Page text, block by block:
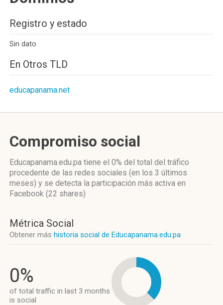
Registro y estado
Sin dato
En Otros TLD
educapanama.net
Compromiso social
Educapanama.edu.pa tiene el 0% del total del tráfico
procedente de las redes sociales (en los 3 últimos
meses) y se detecta la participación más activa en
Facebook (22 shares)
Métrica Social
Obtener más historia social de Educapanama.edu.pa
0%
of total traffic in last 3 months
is social